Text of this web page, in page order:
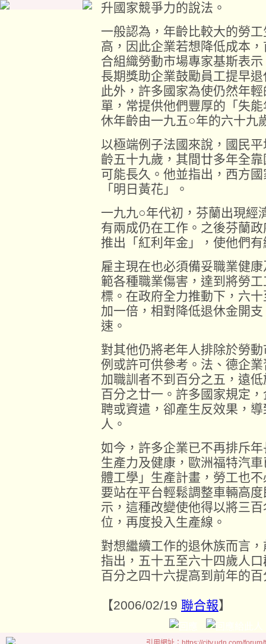
升國家競爭力的說法。
一般認為，年齡比較大的勞
高，因此企業若想降低成本
合組織勞動市場專家基斯表
長期獎助企業鼓勵員工提早
此外，許多國家為使仍然年
單，常提供他們豐厚的「失
休年齡由一九五○年的六十九
以極端例子法國來說，國民
齡五十九歲，其間廿多年全
可能長久。他並指出，西方
「明日黃花」。
一九九○年代初，芬蘭出現經
有兩成仍在工作。之後芬蘭
推出「紅利年金」，使他們
雇主現在也必須備妥職業健
範各種職業傷害，達到將勞
標。在政府全力推動下，六
加一倍，相對降低退休金開
速。
對其他仍將老年人排除於勞
例或許可供參考。法、德企
加職訓者不到百分之五，遠
百分之廿一。許多國家規定
聘或資遣，卻產生反效果，
人。
如今，許多企業已不再排斥
生產力及健康，歐洲福特汽
體工學」生產計畫，勞工也
要站在平台輕鬆調整車輛高
示，這種改變使他得以將三
位，再度投入生產線。
對想繼續工作的退休族而言
指出，五十五至六十四歲人
百分之四十六提高到前年的
【2006/02/19 聯合報】